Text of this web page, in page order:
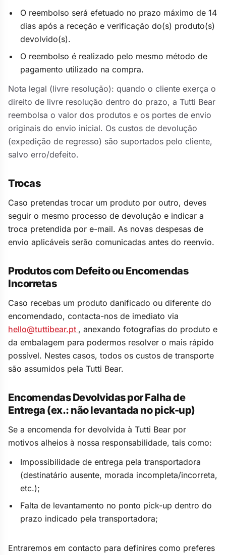
O reembolso será efetuado no prazo máximo de 14
dias após a receção e verificação do(s) produto(s)
devolvido(s).
O reembolso é realizado pelo mesmo método de
pagamento utilizado na compra.
Nota legal (livre resolução): quando o cliente exerça o
direito de livre resolução dentro do prazo, a Tutti Bear
reembolsa o valor dos produtos e os portes de envio
originais do envio inicial. Os custos de devolução
(expedição de regresso) são suportados pelo cliente,
salvo erro/defeito.
Trocas
Caso pretendas trocar um produto por outro, deves
seguir o mesmo processo de devolução e indicar a
troca pretendida por e-mail. As novas despesas de
envio aplicáveis serão comunicadas antes do reenvio.
Produtos com Defeito ou Encomendas
Incorretas
Caso recebas um produto danificado ou diferente do
encomendado, contacta-nos de imediato via
hello@tuttibear.pt , anexando fotografias do produto e
da embalagem para podermos resolver o mais rápido
possível. Nestes casos, todos os custos de transporte
são assumidos pela Tutti Bear.
Encomendas Devolvidas por Falha de
Entrega (ex.: não levantada no pick-up)
Se a encomenda for devolvida à Tutti Bear por
motivos alheios à nossa responsabilidade, tais como:
Impossibilidade de entrega pela transportadora
(destinatário ausente, morada incompleta/incorreta,
etc.);
Falta de levantamento no ponto pick-up dentro do
prazo indicado pela transportadora;
Entraremos em contacto para definires como preferes